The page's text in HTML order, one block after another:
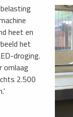
heet en
het
droging.
omlaag
2.500